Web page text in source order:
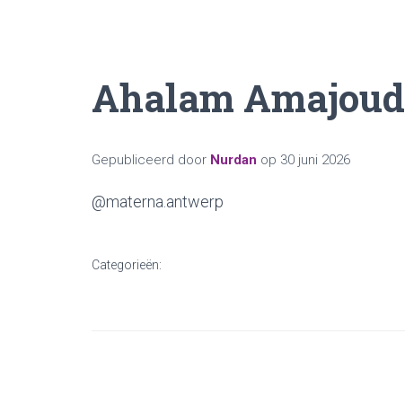
Ahalam Amajoud
Gepubliceerd door Nurdan op 30 juni 2026
@materna.antwerp
Categorieën: